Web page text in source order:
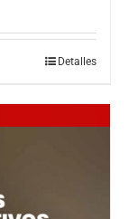
Detalles